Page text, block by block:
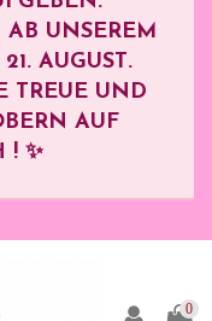
AB UNSEREM
21. AUGUST.
TREUE UND
AUF B
0